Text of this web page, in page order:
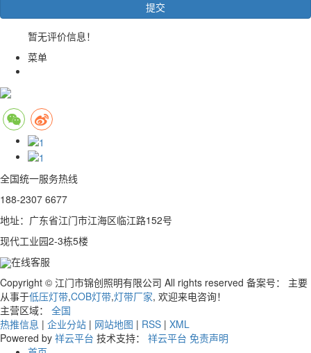
暂无评价信息！
菜单
全国统一服务热线
188-2307 6677
地址：广东省江门市江海区临江路152号
现代工业园2-3栋5楼
在线客服
Copyright © 江门市锦创照明有限公司 All rights reserved 备案号：
主要
从事于低压灯带,COB灯带,灯带厂家, 欢迎来电咨询！
主营区域： 全国
热推信息 | 企业分站 | 网站地图 | RSS | XML
Powered by 祥云平台 技术支持： 祥云平台 免责声明